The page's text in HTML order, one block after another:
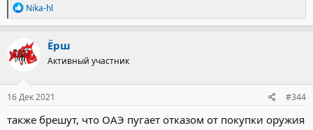
Р
е
а
к
ц
и
:
Nika-hl
Ёрш
Активный участник
16 Дек 2021 #344
также брешут, что ОАЭ пугает отказом от покупки оружия